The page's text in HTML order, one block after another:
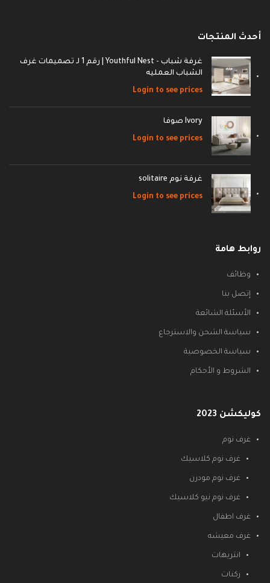
أحدث المنتجات
غرفة شباب - Youthful Nest | رقم 1 لـ تصميمات غرف
الشباب العمليه
Login to see prices
Ivory صوفا
Login to see prices
غرفة نوم solitaire
Login to see prices
روابط هامة
وظائف
إتصل بنا
الأسئلة الشائعة
سياسة الشحن والاسترجاع
سياسة الخصوصية
الشروط و الأحكام
كوليكشن 2023
غرف نوم
غرف نوم كلاسيك
غرف نوم مودرن
غرف نوم نيو كلاسيك
غرف اطفال
غرف معيشه
انتريهات
ركنات